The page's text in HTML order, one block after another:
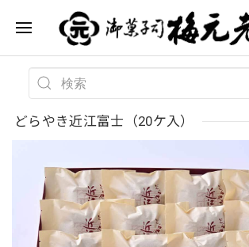
どらやき近江富士（20ケ入）